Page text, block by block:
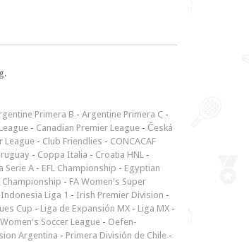
Primera B - Argentine Primera C -
- Canadian Premier League - Česká
League - Club Friendlies - CONCACAF
- Coppa Italia - Croatia HNL -
Serie A - EFL Championship - Egyptian
Championship - FA Women's Super
Indonesia Liga 1 - Irish Premier Division -
Cup - Liga de Expansión MX - Liga MX -
Soccer League - Oefen-
Argentina - Primera División de Chile -